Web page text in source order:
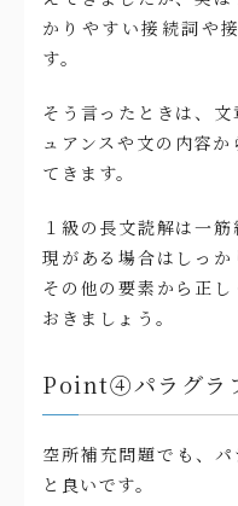
かりやすい接続詞や
す。
そう言ったときは、
ュアンスや文の内容
てきます。
１級の長文読解は一
現がある場合はしっ
その他の要素から正
おきましょう。
Point④パラグラ
空所補充問題でも、
と良いです。